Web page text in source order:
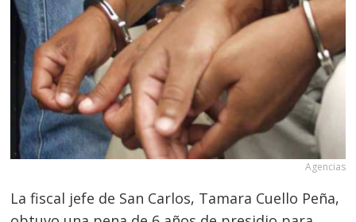
Agencias
La fiscal jefe de San Carlos, Tamara Cuello Peña,